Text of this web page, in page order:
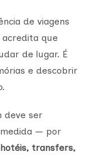
de viagens
acredita que
de lugar. É
e descobrir
deve ser
— por
transfers,